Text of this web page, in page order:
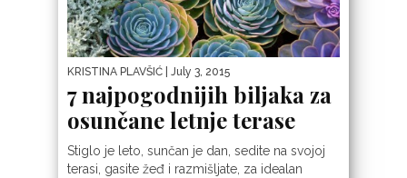
KRISTINA PLAVŠIĆ | July 3, 2015
7 najpogodnijih biljaka za
osunčane letnje terase
Stiglo je leto, sunčan je dan, sedite na svojoj
terasi, gasite žeđ i razmišljate, za idealan